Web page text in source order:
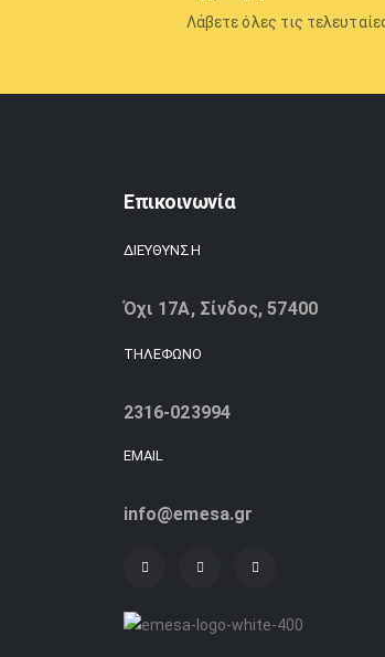
Λάβετε όλες τις
Επικοινωνία
ΔΙΕΥΘΥΝΣΗ
Όχι 17Α, Σίνδος, 57400
ΤΗΛΕΦΩΝΟ
2316-023994
EMAIL
info@emesa.gr